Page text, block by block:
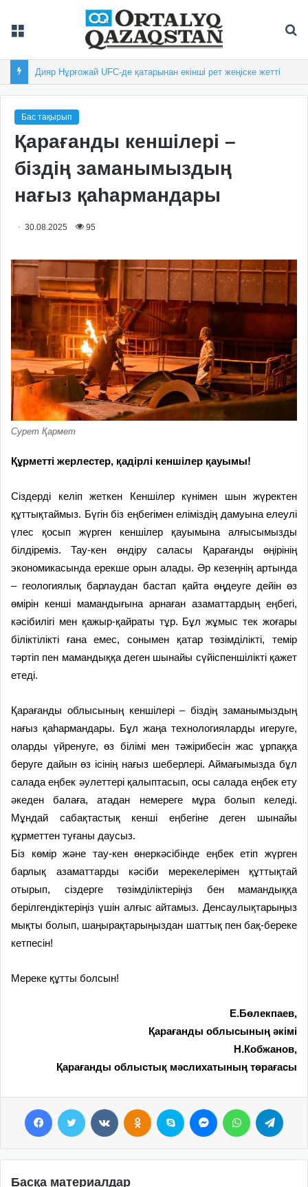
Дияр Нұрғожай UFC-де қатарынан екінші рет жеңіске жетті
Бас тақырып
Қарағанды кеншілері –
біздің заманымыздың
нағыз қаһармандары
30.08.2025 95
Сурет Қармет
Құрметті жерлестер, қадірлі кеншілер қауымы!
Сіздерді келіп жеткен Кеншілер күнімен шын жүректен
құттықтаймыз. Бүгін біз еңбегімен еліміздің дамуына елеулі
үлес қосып жүрген кеншілер қауымына алғысымызды
білдіреміз. Тау-кен өндіру саласы Қарағанды өңірінің
экономикасында ерекше орын алады. Әр кезеңнің артында
– геологиялық барлаудан бастап қайта өңдеуге дейін өз
өмірін кенші мамандығына арнаған азаматтардың еңбегі,
кәсібилігі мен қажыр-қайраты тұр. Бұл жұмыс тек жоғары
біліктілікті ғана емес, сонымен қатар төзімділікті, темір
тәртіп пен мамандыққа деген шынайы сүйіспеншілікті қажет
етеді.
Қарағанды облысының кеншілері – біздің заманымыздың
нағыз қаһармандары. Бұл жаңа технологияларды игеруге,
оларды үйренуге, өз білімі мен тәжірибесін жас ұрпаққа
беруге дайын өз ісінің нағыз шеберлері. Аймағымызда бұл
салада еңбек әулеттері қалыптасып, осы салада еңбек ету
әкеден балаға, атадан немереге мұра болып келеді.
Мұндай сабақтастық кенші еңбегіне деген шынайы
құрметтен туғаны даусыз.
Біз көмір және тау-кен өнеркәсібінде еңбек етіп жүрген
барлық азаматтарды кәсіби мерекеле­рімен құттықтай
отырып, сіз­дерге тө­зімділіктеріңіз бен мамандыққа
берілгендіктеріңіз үшін алғыс айтамыз. Денсаулықтарыңыз
мықты болып, шаңырақтарыңыздан шаттық пен бақ-береке
кетпесін!
Мереке құтты болсын!
Е.Бөлекпаев,
Қарағанды облысының әкімі
Н.Кобжанов,
Қарағанды облыстық мәслихатының төрағасы
Басқа материалдар